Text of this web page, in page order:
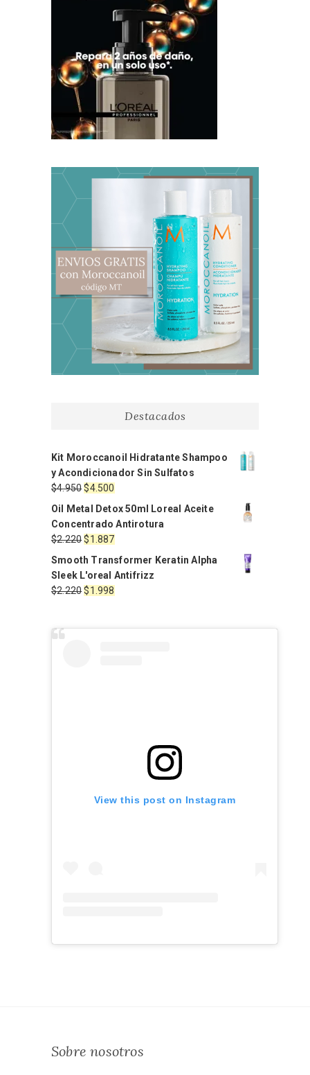
Destacados
Kit Moroccanoil Hidratante Shampoo
y Acondicionador Sin Sulfatos
$4.950El
precio
original
era:
$4.950.
$4.500
precio
actual
es:
$4.500.
Oil Metal Detox 50ml Loreal Aceite
Concentrado Antirotura
$2.220El
precio
original
era:
$2.220.
$1.887El
precio
actual
es:
$1.887.
Smooth Transformer Keratin Alpha
Sleek L'oreal Antifrizz
$2.220El
$1.998
View this post on Instagram
Sobre nosotros